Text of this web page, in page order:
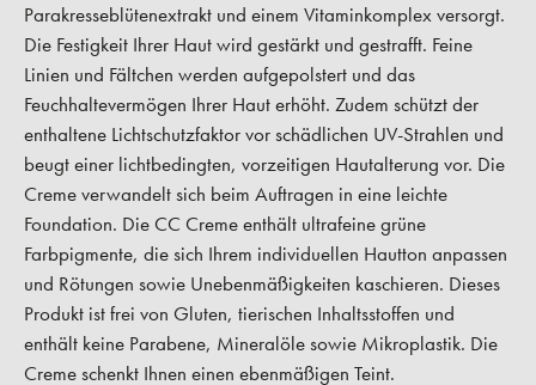
Parakresseblütenextrakt und einem Vitaminkomplex versorgt.
Die Festigkeit Ihrer Haut wird gestärkt und gestrafft. Feine
Linien und Fältchen werden aufgepolstert und das
Feuchhaltevermögen Ihrer Haut erhöht. Zudem schützt der
enthaltene Lichtschutzfaktor vor schädlichen UV-Strahlen und
beugt einer lichtbedingten, vorzeitigen Hautalterung vor. Die
Creme verwandelt sich beim Auftragen in eine leichte
Foundation. Die CC Creme enthält ultrafeine grüne
Farbpigmente, die sich Ihrem individuellen Hautton anpassen
und Rötungen sowie Unebenmäßigkeiten kaschieren. Dieses
Produkt ist frei von Gluten, tierischen Inhaltsstoffen und
enthält keine Parabene, Mineralöle sowie Mikroplastik. Die
Creme schenkt Ihnen einen ebenmäßigen Teint.